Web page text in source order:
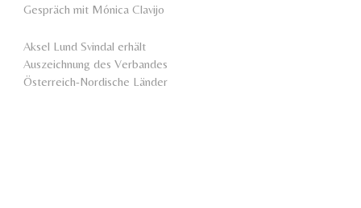
Gespräch mit Mónica Clavijo
Aksel Lund Svindal erhält
Auszeichnung des Verbandes
Österreich-Nordische Länder